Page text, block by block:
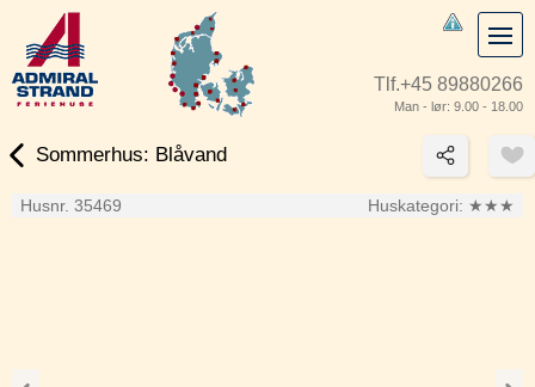
Tlf.+45 89880266
Man - lør: 9.00 - 18.00
Sommerhus: Blåvand
Husnr. 35469 Huskategori: ★★★